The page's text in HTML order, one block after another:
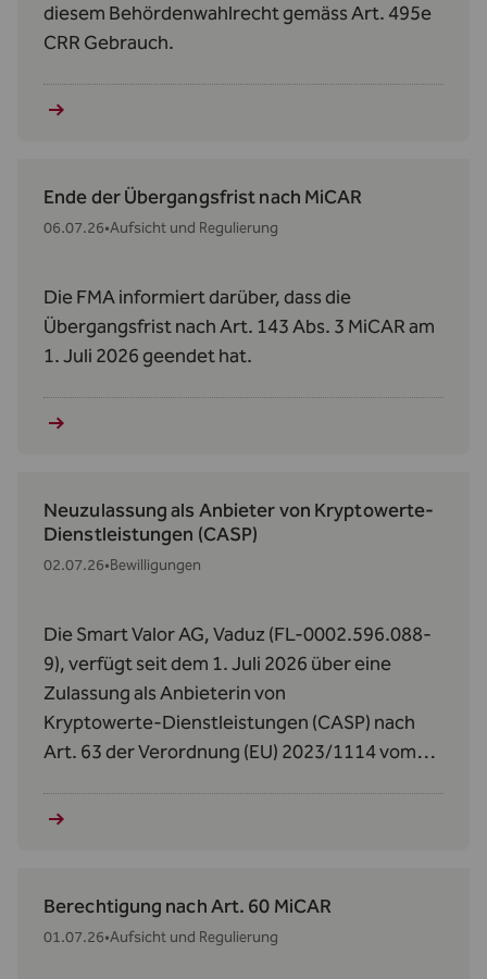
diesem Behördenwahlrecht gemäss Art. 495e
CRR Gebrauch.
Ende der Übergangsfrist nach MiCAR
06.07.26•Aufsicht und Regulierung
Die FMA informiert darüber, dass die
Übergangsfrist nach Art. 143 Abs. 3 MiCAR am
1. Juli 2026 geendet hat.
Neuzulassung als Anbieter von Kryptowerte-
Dienstleistungen (CASP)
02.07.26•Bewilligungen
Die Smart Valor AG, Vaduz (FL-0002.596.088-
9), verfügt seit dem 1. Juli 2026 über eine
Zulassung als Anbieterin von
Kryptowerte‑Dienstleistungen (CASP) nach
Art. 63 der Verordnung (EU) 2023/1114 vom
(MiCAR).
Berechtigung nach Art. 60 MiCAR
01.07.26•Aufsicht und Regulierung